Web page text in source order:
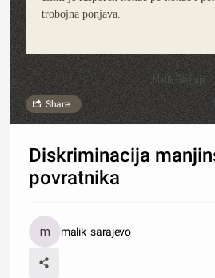
trobojna ponjava.
Malik Garibija
Share
Diskriminacija
povratnika
malik_sarajevo